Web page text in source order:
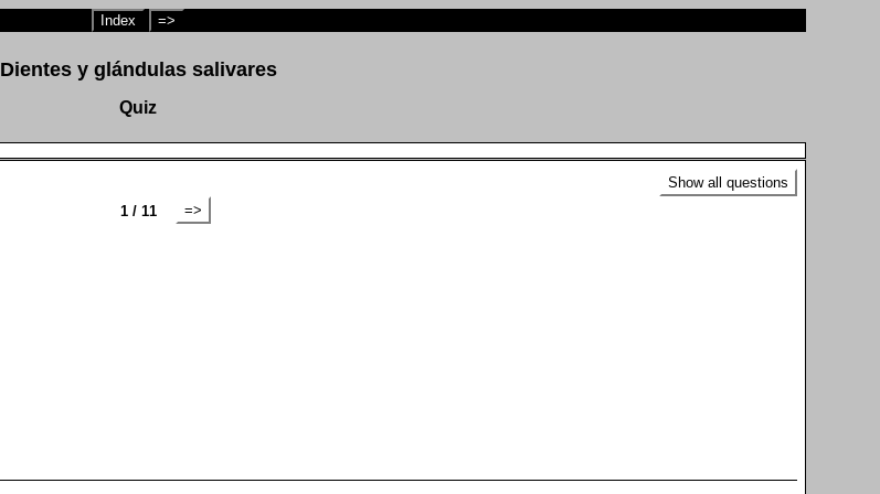
Index =>
Dientes y glándulas salivares
Quiz
Show all questions
1 / 11
=>